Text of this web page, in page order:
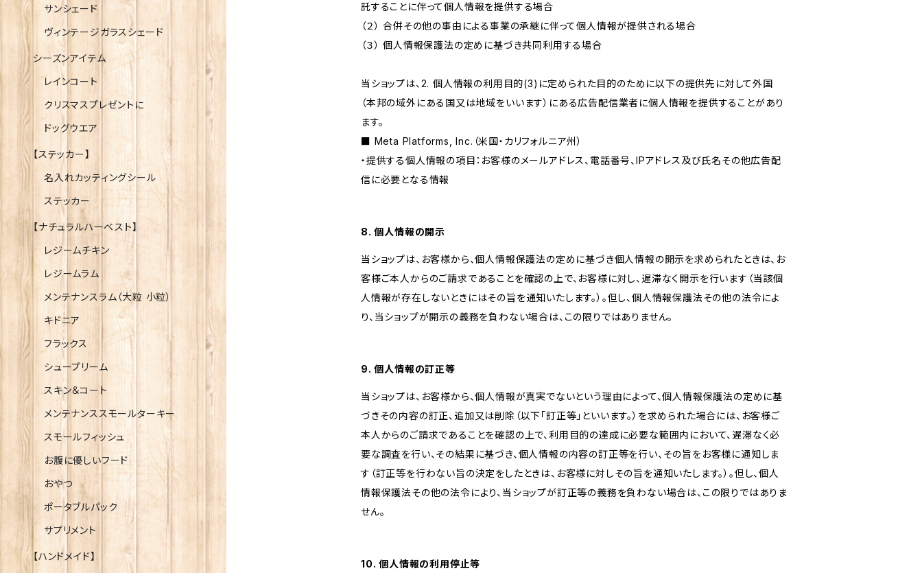
託することに伴って個人情報を提供する場合
（２） 合併その他の事由による事業の承継に伴って個人情報が提供される場合
（３） 個人情報保護法の定めに基づき共同利用する場合
当ショップは、2. 個人情報の利用目的(3)に定められた目的のために以下の提供先に対して外国
（本邦の域外にある国又は地域をいいます）にある広告配信業者に個人情報を提供することがあり
ます。
■ Meta Platforms, Inc.（米国・カリフォルニア州）
・提供する個人情報の項目：お客様のメールアドレス、電話番号、IPアドレス及び氏名その他広告配
信に必要となる情報
8. 個人情報の開示
当ショップは、お客様から、個人情報保護法の定めに基づき個人情報の開示を求められたときは、お
客様ご本人からのご請求であることを確認の上で、お客様に対し、遅滞なく開示を行います（当該個
人情報が存在しないときにはその旨を通知いたします。）。但し、個人情報保護法その他の法令によ
り、当ショップが開示の義務を負わない場合は、この限りではありません。
9. 個人情報の訂正等
当ショップは、お客様から、個人情報が真実でないという理由によって、個人情報保護法の定めに基
づきその内容の訂正、追加又は削除（以下「訂正等」といいます。）を求められた場合には、お客様ご
本人からのご請求であることを確認の上で、利用目的の達成に必要な範囲内において、遅滞なく必
要な調査を行い、その結果に基づき、個人情報の内容の訂正等を行い、その旨をお客様に通知しま
す（訂正等を行わない旨の決定をしたときは、お客様に対しその旨を通知いたします。）。但し、個人
情報保護法その他の法令により、当ショップが訂正等の義務を負わない場合は、この限りではありま
せん。
10. 個人情報の利用停止等
サンシェード
ヴィンテージガラスシェード
シーズンアイテム
レインコート
クリスマスプレゼントに
ドッグウエア
【ステッカー】
名入れカッティングシール
ステッカー
【ナチュラルハーベスト】
レジームチキン
レジームラム
メンテナンスラム（大粒 小粒）
キドニア
フラックス
シュープリーム
スキン＆コート
メンテナンススモールターキー
スモールフィッシュ
お腹に優しいフード
おやつ
ポータブルパック
サプリメント
【ハンドメイド】